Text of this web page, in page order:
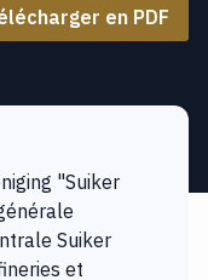
en PDF
"Suiker
Suiker
et